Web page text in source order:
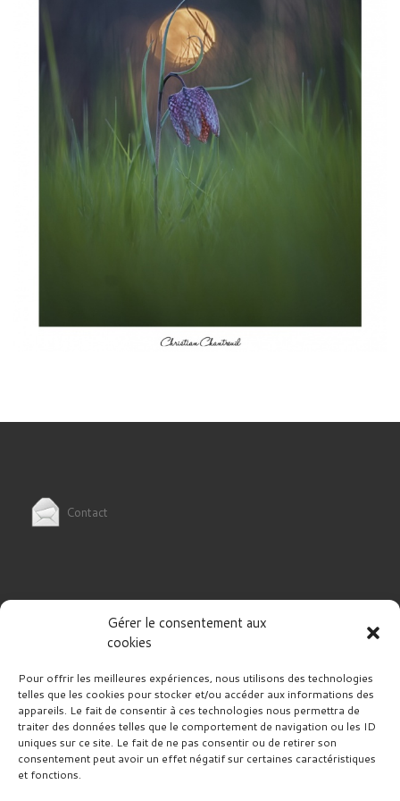
Gérer le consentement aux
cookies
Pour offrir les meilleures expériences, nous utilisons des technologies
telles que les cookies pour stocker et/ou accéder aux informations des
appareils. Le fait de consentir à ces technologies nous permettra de
traiter des données telles que le comportement de navigation ou les ID
uniques sur ce site. Le fait de ne pas consentir ou de retirer son
consentement peut avoir un effet négatif sur certaines caractéristiques
et fonctions.
Contact
Politique de cookies (UE)
RECHERCHER